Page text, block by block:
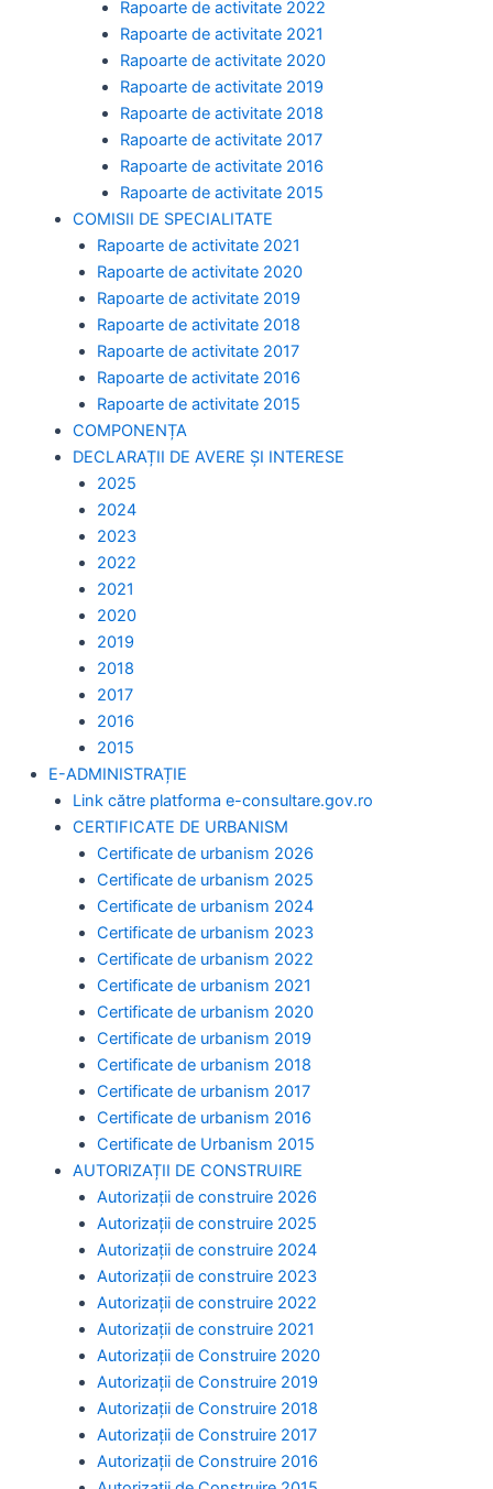
Rapoarte de activitate 2022
Rapoarte de activitate 2021
Rapoarte de activitate 2020
Rapoarte de activitate 2019
Rapoarte de activitate 2018
Rapoarte de activitate 2017
Rapoarte de activitate 2016
Rapoarte de activitate 2015
COMISII DE SPECIALITATE
Rapoarte de activitate 2021
Rapoarte de activitate 2020
Rapoarte de activitate 2019
Rapoarte de activitate 2018
Rapoarte de activitate 2017
Rapoarte de activitate 2016
Rapoarte de activitate 2015
COMPONENȚA
DECLARAȚII DE AVERE ȘI INTERESE
2025
2024
2023
2022
2021
2020
2019
2018
2017
2016
2015
E-ADMINISTRAȚIE
Link către platforma e-consultare.gov.ro
CERTIFICATE DE URBANISM
Certificate de urbanism 2026
Certificate de urbanism 2025
Certificate de urbanism 2024
Certificate de urbanism 2023
Certificate de urbanism 2022
Certificate de urbanism 2021
Certificate de urbanism 2020
Certificate de urbanism 2019
Certificate de urbanism 2018
Certificate de urbanism 2017
Certificate de urbanism 2016
Certificate de Urbanism 2015
AUTORIZAȚII DE CONSTRUIRE
Autorizații de construire 2026
Autorizații de construire 2025
Autorizații de construire 2024
Autorizații de construire 2023
Autorizații de construire 2022
Autorizații de construire 2021
Autorizații de Construire 2020
Autorizații de Construire 2019
Autorizaţii de Construire 2018
Autorizaţii de Construire 2017
Autorizaţii de Construire 2016